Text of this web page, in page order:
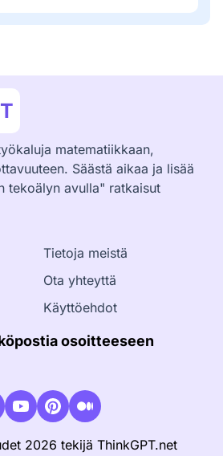
matematiikkaan,
Säästä aikaa ja lisää
tekoälyn avulla" ratkaisut
Tietoja meistä
Ota yhteyttä
Käyttöehdot
osoitteeseen
2026 tekijä ThinkGPT.net